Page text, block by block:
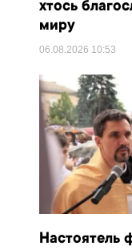
хтось
миру
06.08.2026 10:53
Настоятель